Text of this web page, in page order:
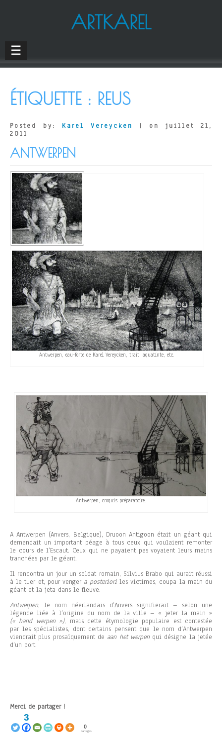
ARTKAREL
☰
ÉTIQUETTE : REUS
Posted by: Karel Vereycken
| on juillet 21,
2011
ANTWERPEN
Antwerpen, eau-forte de Karel Vereycken, trait, aquatinte, etc.
Antwerpen, croquis préparatoire.
A Antwerpen (Anvers, Belgique), Druoon Antigoon était un géant qui
demandait un important péage à tous ceux qui voulaient remonter
le cours de l’Escaut. Ceux qui ne payaient pas voyaient leurs mains
tranchées par le géant.
Il rencontra un jour un soldat romain, Silvius Brabo qui aurait réussi
à le tuer et, pour venger a posterioriles victimes, coupa la main du
géant et la jeta dans le fleuve.
Antwerpen, le nom néerlandais d’Anvers signifierait – selon une
légende liée à l’origine du nom de la ville – « jeter la main »
(« hand werpen »), mais cette étymologie populaire est contestée
par les spécialistes, dont certains pensent que le nom d’Antwerpen
viendrait plus prosaïquement de aan het werpenqui désigne la jetée
d’un port.
Merci de partager !
3
0
Partages